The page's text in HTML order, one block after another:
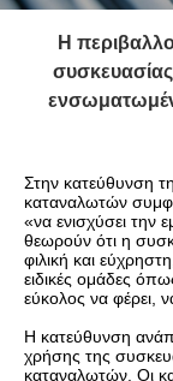
Η
Στην κατεύθυνση
καταναλωτών
«να ενισχύσει την
θεωρούν ότι η
φιλική και
ειδικές ομάδες
εύκολος να φέρει,
Η κατεύθυνση
χρήσης της
καταναλωτών. Οι